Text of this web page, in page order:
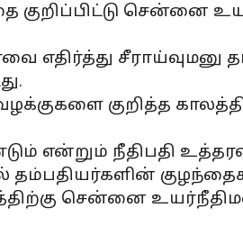
சென்னை
சீராய்வுமனு
குறித்த காலத்தில்
என்றும் நீதிபதி
தம்பதியர்களின்
சென்னை